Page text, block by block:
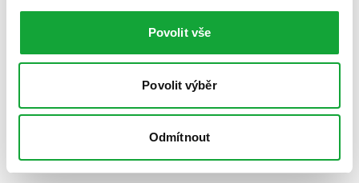
Povolit vše
Povolit výběr
Odmítnout